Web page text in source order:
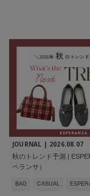
JOURNAL | 2026.08.07
秋のトレンド予測 |
ペランサ）
BAG CASUAL